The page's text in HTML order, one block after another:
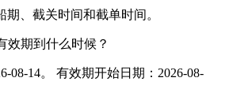
、截关时间和截单时间。
效期到什么时候？
08-14。 有效期开始日期：2026-08-